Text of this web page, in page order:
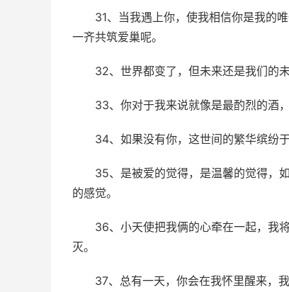
31、当我遇上你，使我相信你是我的
一齐共筑爱巢呢。
32、世界都变了，但未来还是我们的
33、你对于我来说就像是最酌烈的酒
34、如果没有你，这世间的繁华缤纷
35、是被爱的觉得，是温馨的觉得，
的感觉。
36、小天使把我俩的心牵在一起，我
灭。
37、总有一天，你会在我怀里醒来，